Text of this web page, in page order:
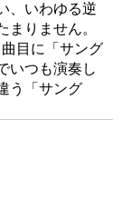
、いわゆる逆
りません。
目に「サング
いつも演奏し
う「サング